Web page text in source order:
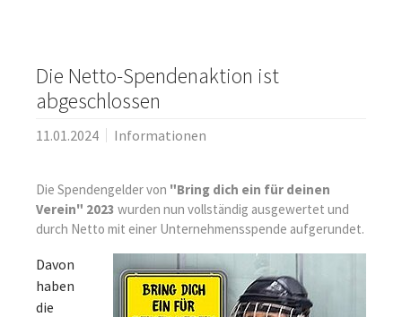
Die Netto-Spendenaktion ist
abgeschlossen
11.01.2024 Informationen
Die Spendengelder von "Bring dich ein für deinen
Verein" 2023 wurden nun vollständig ausgewertet und
durch Netto mit einer Unternehmensspende aufgerundet.
Davon
haben
die